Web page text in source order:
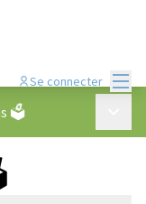
Se connecter
🗳️